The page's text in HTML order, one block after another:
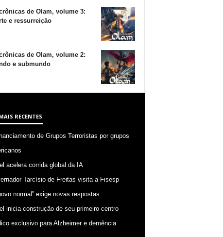
de Olam, volume 3:
e ressurreição
de Olam, volume 2:
e submundo
RECENTES
de Grupos Terroristas por grupos
acelera corrida global da IA
Tarcísio de Freitas visita a Fisesp
normal” exige novas respostas
inicia construção de seu primeiro centro
exclusivo para Alzheimer e demência